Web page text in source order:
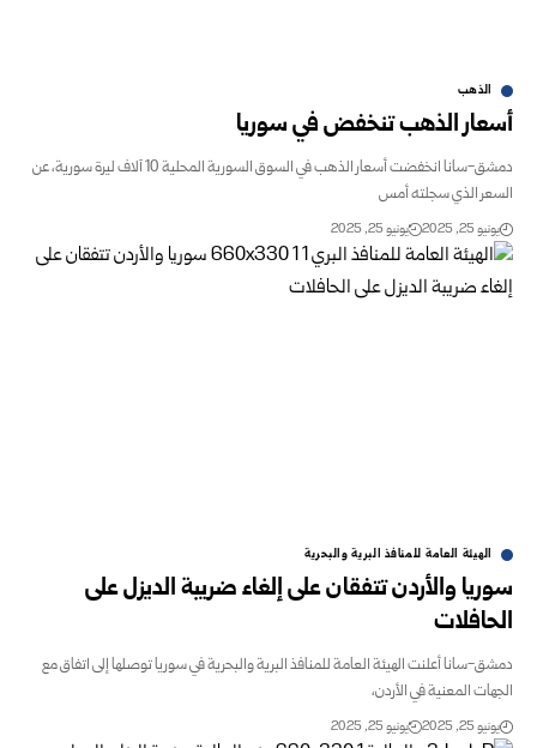
الذهب
الذهب تنخفض في سوريا
دمشق-سانا انخفضت أسعار الذهب في السوق السورية المحلية 10 آلاف ليرة سورية، عن
الذي سجلته أمس
يونيو 25, 2025
الهيئة العامة للمنافذ البرية والبحرية
والأردن تتفقان على إلغاء ضريبة الديزل على
سانا أعلنت الهيئة العامة للمنافذ البرية والبحرية في سوريا توصلها إلى اتفاق مع
المعنية في الأردن،
يونيو 25, 2025